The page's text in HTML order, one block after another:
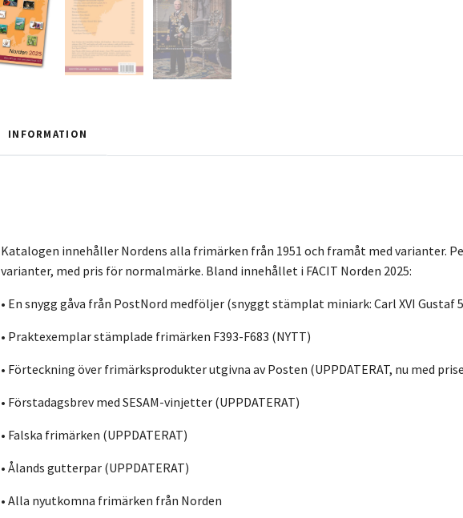
INFORMATION
Katalogen innehåller Nordens alla frimärken från 1951 och framåt med varianter.
varianter, med pris för normalmärke. Bland innehållet i FACIT Norden 2025:
• En snygg gåva från PostNord medföljer (snyggt stämplat miniark: Carl XVI Gustaf
• Praktexemplar stämplade frimärken F393-F683 (NYTT)
• Förteckning över frimärksprodukter utgivna av Posten (UPPDATERAT, nu med
• Förstadagsbrev med SESAM-vinjetter (UPPDATERAT)
• Falska frimärken (UPPDATERAT)
• Ålands gutterpar (UPPDATERAT)
• Alla nyutkomna frimärken från Norden